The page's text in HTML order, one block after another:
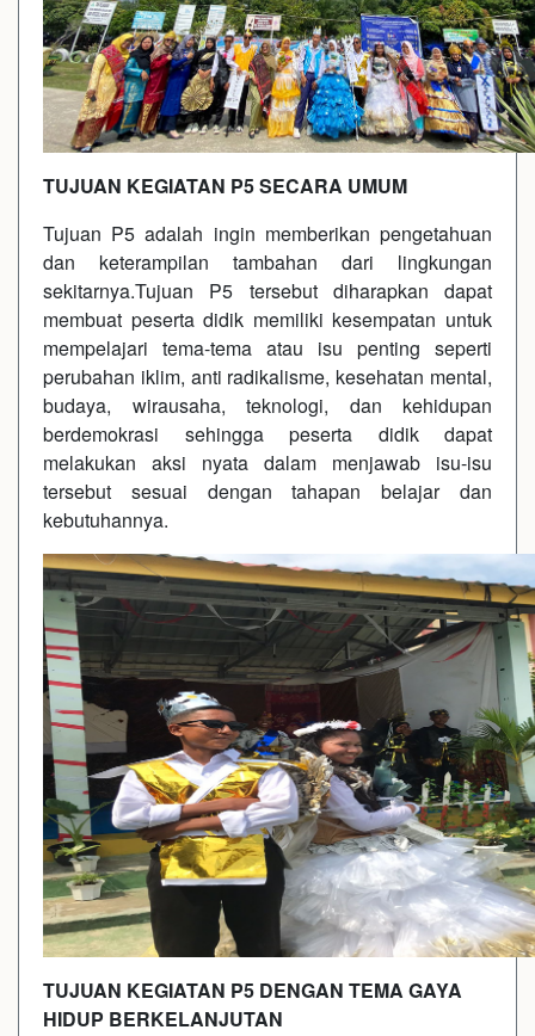
TUJUAN KEGIATAN P5 SECARA UMUM
Tujuan P5 adalah ingin memberikan pengetahuan
dan keterampilan tambahan dari lingkungan
sekitarnya.Tujuan P5 tersebut diharapkan dapat
membuat peserta didik memiliki kesempatan untuk
mempelajari tema-tema atau isu penting seperti
perubahan iklim, anti radikalisme, kesehatan mental,
budaya, wirausaha, teknologi, dan kehidupan
berdemokrasi sehingga peserta didik dapat
melakukan aksi nyata dalam menjawab isu-isu
tersebut sesuai dengan tahapan belajar dan
kebutuhannya.
TUJUAN KEGIATAN P5 DENGAN TEMA GAYA
HIDUP BERKELANJUTAN